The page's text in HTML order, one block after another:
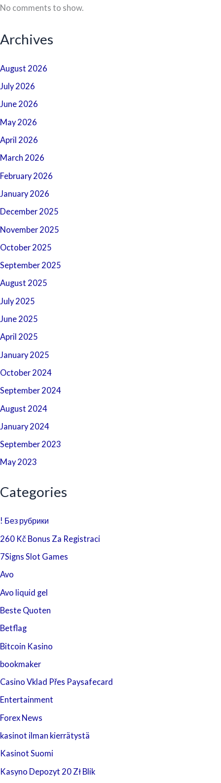
No comments to show.
Archives
August 2026
July 2026
June 2026
May 2026
April 2026
March 2026
February 2026
January 2026
December 2025
November 2025
October 2025
September 2025
August 2025
July 2025
June 2025
April 2025
January 2025
October 2024
September 2024
August 2024
January 2024
September 2023
May 2023
Categories
! Без рубрики
260 Kč Bonus Za Registraci
7Signs Slot Games
Avo
Avo liquid gel
Beste Quoten
Betflag
Bitcoin Kasino
bookmaker
Casino Vklad Přes Paysafecard
Entertainment
Forex News
kasinot ilman kierrätystä
Kasinot Suomi
Kasyno Depozyt 20 Zł Blik